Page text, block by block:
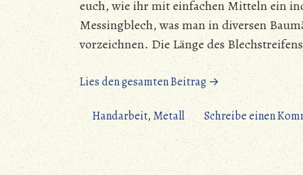
euch, wie ihr mit einfachen Mitteln ein
Messingblech, was man in diversen
vorzeichnen. Die Länge des
Lies den gesamten Beitrag →„Ein
einfaches
Schapel“
Handarbeit,Metall Schreibe einen